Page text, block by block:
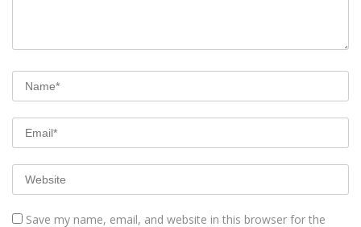
Save my name, email, and website in this browser for the